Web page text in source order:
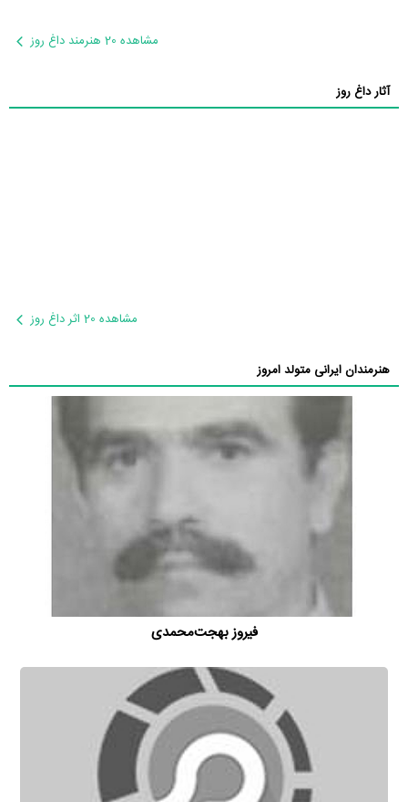
مشاهده 20 هنرمند داغ روز
آثار داغ روز
مشاهده 20 اثر داغ روز
هنرمندان ایرانی متولد امروز
فیروز بهجت‌محمدی